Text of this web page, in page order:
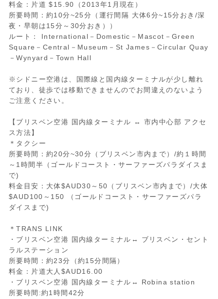
料金：片道 $15.90（2013年1月現在）
所要時間：約10分~25分（運行間隔 大体6分~15分おき/深
夜・早朝は15分～30分おき））
ルート： International－Domestic－Mascot－Green
Square－Central－Museum－St James－Circular Quay
－Wynyard－Town Hall
※シドニー空港は、国際線と国内線ターミナルが少し離れ
ており、徒歩では移動できませんのでお間違えのないよう
ご注意ください。
【ブリスベン空港 国内線ターミナル ↔ 市内中心部 アクセ
ス方法】
＊タクシー
所要時間：約20分~30分（ブリスベン市内まで）/約１時間
～1時間半（ゴールドコースト・サーファーズパラダイスま
で)
料金目安：大体$AUD30～50（ブリスベン市内まで）/大体
$AUD100～150 （ゴールドコースト・サーファーズパラ
ダイスまで)
＊TRANS LINK
・ブリスベン空港 国内線ターミナル↔ ブリスベン・セント
ラルステーション
所要時間：約23分（約15分間隔）
料金：片道大人$AUD16.00
・ブリスベン空港 国内線ターミナル↔ Robina station
所要時間:約1時間42分